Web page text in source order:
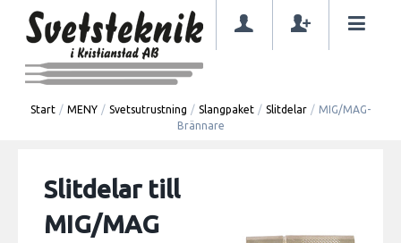
Start / MENY / Svetsutrustning / Slangpaket / Slitdelar / MIG/MAG-
Brännare
Slitdelar till
MIG/MAG